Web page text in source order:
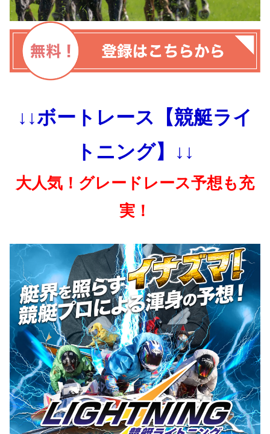
↓↓ボートレース【競艇ライ
トニング】↓↓
大人気！グレードレース予想も充
実！